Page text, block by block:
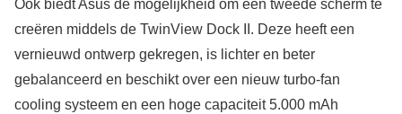
Ook biedt Asus de mogelijkheid om een tweede scherm te
creëren middels de TwinView Dock II. Deze heeft een
vernieuwd ontwerp gekregen, is lichter en beter
gebalanceerd en beschikt over een nieuw turbo-fan
cooling systeem en een hoge capaciteit 5.000 mAh